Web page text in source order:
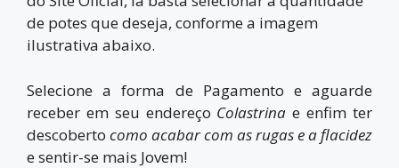
de potes que deseja, conforme a imagem
ilustrativa abaixo.
Selecione a forma de Pagamento e aguarde
receber em seu endereço Colastrina e enfim ter
descoberto como acabar com as rugas e a flacidez
e sentir-se mais Jovem!